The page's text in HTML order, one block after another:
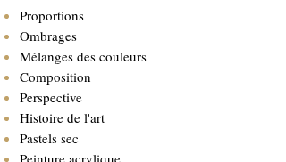
Proportions
Ombrages
Mélanges des couleurs
Composition
Perspective
Histoire de l'art
Pastels sec
Peinture acrylique